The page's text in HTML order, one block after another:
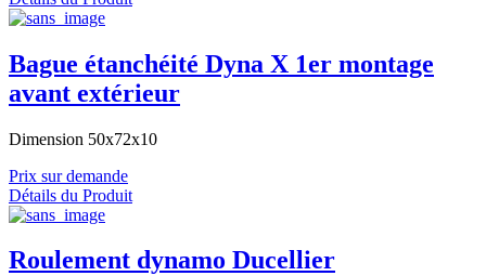
Bague étanchéité Dyna X 1er montage
avant extérieur
Dimension 50x72x10
Prix sur demande
Détails du Produit
Roulement dynamo Ducellier